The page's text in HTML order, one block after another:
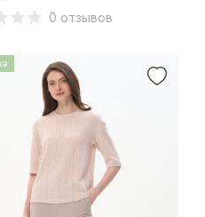
0 отзывов